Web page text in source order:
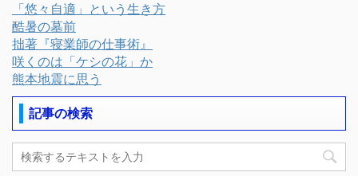
「悠々自適」という生き方
酷暑の墓前
拙著『寝業師の仕事術』
咲くのは「ケシの花」か
熊本地震に思う
記事の検索